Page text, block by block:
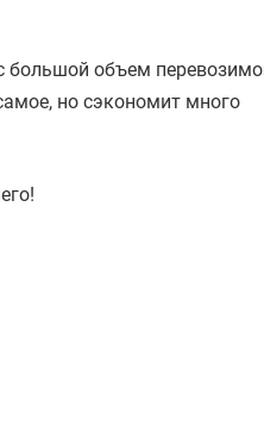
большой объем
но сэкономит много